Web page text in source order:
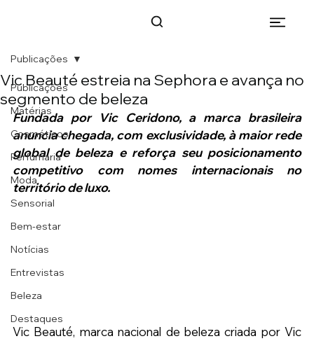
Publicações
Matérias
Cosméticos
Perfumaria
Moda
Sensorial
Bem-estar
Notícias
Entrevistas
Beleza
Destaques
Publicações
Vic Beauté estreia na Sephora e avança no
segmento de beleza
Fundada por Vic Ceridono, a marca brasileira
anuncia chegada, com exclusividade, à maior rede
global de beleza e reforça seu posicionamento
competitivo com nomes internacionais no
território de luxo.
Vic Beauté, marca nacional de beleza criada por Vic